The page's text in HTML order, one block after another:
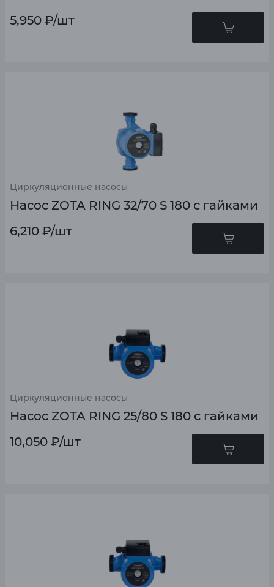
5,950 ₽/шт
Циркуляционные насосы
Насос ZOTA RING 32/70 S 180 с гайками
6,210 ₽/шт
Циркуляционные насосы
Насос ZOTA RING 25/80 S 180 с гайками
10,050 ₽/шт